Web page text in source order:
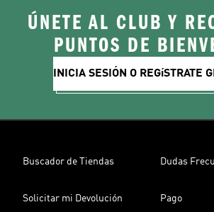
ÚNETE AL CLUB Y
PUNTOS DE
INICIA SESIÓN O REGíSTRATE
Buscador de Tiendas Dudas
Solicitar mi Devolución Pago